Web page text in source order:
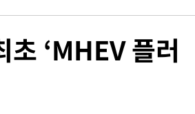
‘MHEV 플러